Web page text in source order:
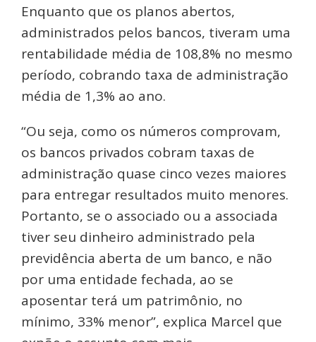
Enquanto que os planos abertos,
administrados pelos bancos, tiveram uma
rentabilidade média de 108,8% no mesmo
período, cobrando taxa de administração
média de 1,3% ao ano.
“Ou seja, como os números comprovam,
os bancos privados cobram taxas de
administração quase cinco vezes maiores
para entregar resultados muito menores.
Portanto, se o associado ou a associada
tiver seu dinheiro administrado pela
previdência aberta de um banco, e não
por uma entidade fechada, ao se
aposentar terá um patrimônio, no
mínimo, 33% menor”, explica Marcel que